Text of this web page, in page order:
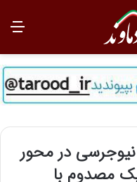
در محور
مصدوم با